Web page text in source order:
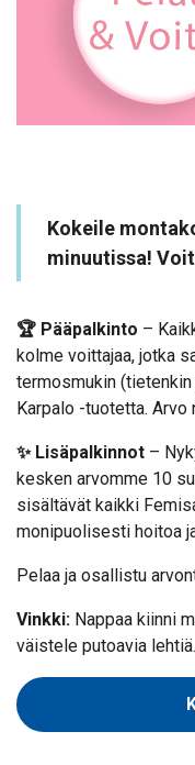
Kokeile
minuutissa!
🏆 Pääpalkinto –
kolme voittajaa, jotka
termosmukin
Karpalo -tuotetta. Arvo
✨ Lisäpalkinnot –
kesken arvomme 10
sisältävät kaikki
monipuolisesti hoitoa
Pelaa ja osallistu
Vinkki: Nappaa kiinni
väistele putoavia lehtiä.